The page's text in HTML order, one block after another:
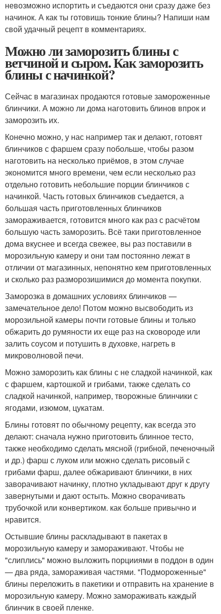
невозможно испортить и съедаются они сразу даже без
начинок. А как ты готовишь тонкие блины? Напиши нам
свой удачный рецепт в комментариях.
Можно ли заморозить блины с
ветчиной и сыром. Как заморозить
блины с начинкой?
Сейчас в магазинах продаются готовые замороженные
блинчики. А можно ли дома наготовить блинов впрок и
заморозить их.
Конечно можно, у нас например так и делают, готовят
блинчиков с фаршем сразу побольше, чтобы разом
наготовить на несколько приёмов, в этом случае
экономится много времени, чем если несколько раз
отдельно готовить небольшие порции блинчиков с
начинкой. Часть готовых блинчиков съедается, а
большая часть приготовленных блинчиков
замораживается, готовится много как раз с расчётом
большую часть заморозить. Всё таки приготовленное
дома вкуснее и всегда свежее, вы раз поставили в
морозильную камеру и они там постоянно лежат в
отличии от магазинных, непонятно кем приготовленных
и сколько раз разморозишимися до момента покупки.
Заморозка в домашних условиях блинчиков —
замечательное дело! Потом можно высвободить из
морозильной камеры почти готовые блины и только
обжарить до румяности их еще раз на сковороде или
залить соусом и потушить в духовке, нагреть в
микроволновой печи.
Можно заморозить как блины с не сладкой начинкой, как
с фаршем, картошкой и грибами, также сделать со
сладкой начинкой, например, творожные блинчики с
ягодами, изюмом, цукатам.
Блины готовят по обычному рецепту, как всегда это
делают: сначала нужно приготовить блинное тесто,
также необходимо сделать мясной (грибной, печеночный
и др.) фарш с луком или можно сделать рисовый с
грибами фарш, далее обжаривают блинчики, в них
заворачивают начинку, плотно укладывают друг к другу
завернутыми и дают остыть. Можно сворачивать
трубочкой или конвертиком. как больше привычно и
нравится.
Остывшие блины раскладывают в пакетах в
морозильную камеру и замораживают. Чтобы не
"слиплись" можно выложить порцииями в поддон в один
— два ряда, замораживая частями. "Подмороженные"
блины переложить в пакетики и отправить на хранение в
морозильную камеру. Можно замораживать каждый
блинчик в своей пленке.